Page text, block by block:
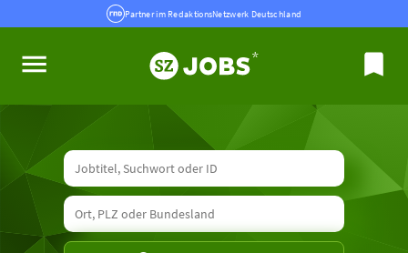
Partner im RedaktionsNetzwerk Deutschland